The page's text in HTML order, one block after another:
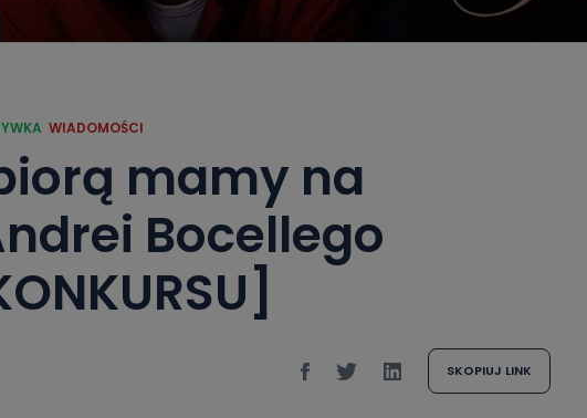
WIADOMOŚCI
mamy na
Bocellego
SKOPIUJ LINK